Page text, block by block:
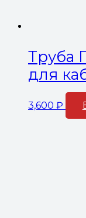
Труба
для
3,600 ₽